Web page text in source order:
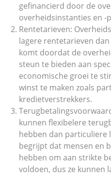
gefinancierd door de
overheidsinstanties en -
Rentetarieven:
lagere rentetarieven
komt doordat de
steun te bieden aan
economische groei te
winst te maken zoals
kredietverstrekkers.
kunnen flexibelere
hebben dan particuliere
begrijpt dat mensen en
hebben om aan strikte
voldoen, dus ze kunnen